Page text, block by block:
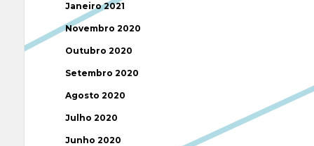
Janeiro 2021
Novembro 2020
Outubro 2020
Setembro 2020
Agosto 2020
Julho 2020
Junho 2020